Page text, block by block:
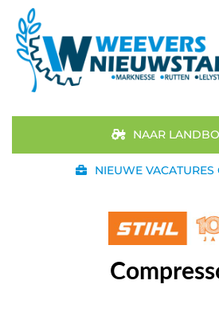
naar
inhoud
Aanbod
STIHL
NAAR
NIEUWE VACATURES